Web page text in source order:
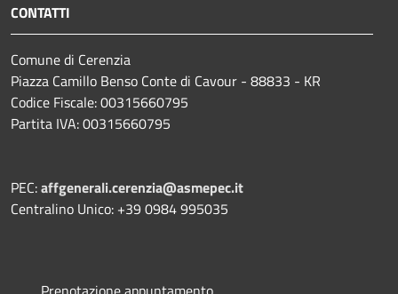
CONTATTI
Comune di Cerenzia
Piazza Camillo Benso Conte di Cavour - 88833 - KR
Codice Fiscale: 00315660795
Partita IVA: 00315660795
PEC:affgenerali.cerenzia@asmepec.it
Centralino Unico: +39 0984 995035